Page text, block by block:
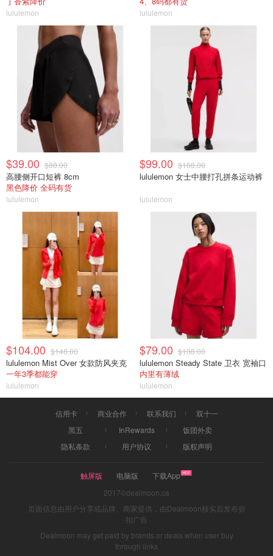
lululemon lululemon
$39.00 $88.00
高腰侧开口短裤 8cm
黑色降价 全码有货
lululemon
$99.00 $168.00
lululemon 女士中腰打孔拼条运动裤
lululemon
$104.00 $148.00
lululemon Mist Over 女款防风夹克
一年3季都能穿
lululemon
$79.00 $108.00
lululemon Steady State 卫衣 宽袖口
内里有薄绒
lululemon
信用卡 商业合作 联系我们
双十一
黑五
InRewards
饭团外卖
隐私条款
用户协议 版权声明
触屏版 电脑版
下载App
2017©dealmoon.ca
页面信息由用户分享或品牌、商家提供，由Dealmoon核实后发布折
扣广告
Dealmoon may get paid by brands or deals when user buy
through links